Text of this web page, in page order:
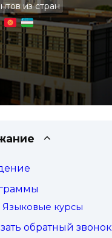
из стран
Языковые курсы
обратный звонок